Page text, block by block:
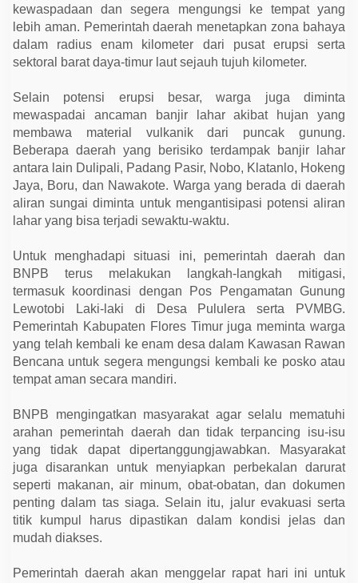
kewaspadaan dan segera mengungsi ke tempat yang
lebih aman. Pemerintah daerah menetapkan zona bahaya
dalam radius enam kilometer dari pusat erupsi serta
sektoral barat daya-timur laut sejauh tujuh kilometer.
Selain potensi erupsi besar, warga juga diminta
mewaspadai ancaman banjir lahar akibat hujan yang
membawa material vulkanik dari puncak gunung.
Beberapa daerah yang berisiko terdampak banjir lahar
antara lain Dulipali, Padang Pasir, Nobo, Klatanlo, Hokeng
Jaya, Boru, dan Nawakote. Warga yang berada di daerah
aliran sungai diminta untuk mengantisipasi potensi aliran
lahar yang bisa terjadi sewaktu-waktu.
Untuk menghadapi situasi ini, pemerintah daerah dan
BNPB terus melakukan langkah-langkah mitigasi,
termasuk koordinasi dengan Pos Pengamatan Gunung
Lewotobi Laki-laki di Desa Pululera serta PVMBG.
Pemerintah Kabupaten Flores Timur juga meminta warga
yang telah kembali ke enam desa dalam Kawasan Rawan
Bencana untuk segera mengungsi kembali ke posko atau
tempat aman secara mandiri.
BNPB mengingatkan masyarakat agar selalu mematuhi
arahan pemerintah daerah dan tidak terpancing isu-isu
yang tidak dapat dipertanggungjawabkan. Masyarakat
juga disarankan untuk menyiapkan perbekalan darurat
seperti makanan, air minum, obat-obatan, dan dokumen
penting dalam tas siaga. Selain itu, jalur evakuasi serta
titik kumpul harus dipastikan dalam kondisi jelas dan
mudah diakses.
Pemerintah daerah akan menggelar rapat hari ini untuk